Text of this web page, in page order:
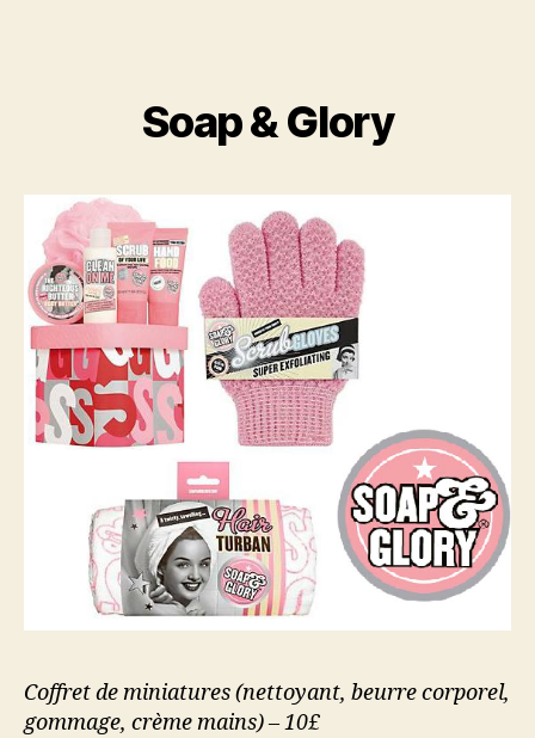
Soap & Glory
Coffret de miniatures (nettoyant, beurre corporel,
gommage, crème mains) – 10£